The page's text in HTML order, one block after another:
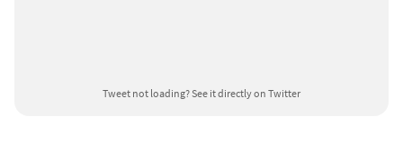
Tweet not loading?See it directly on Twitter